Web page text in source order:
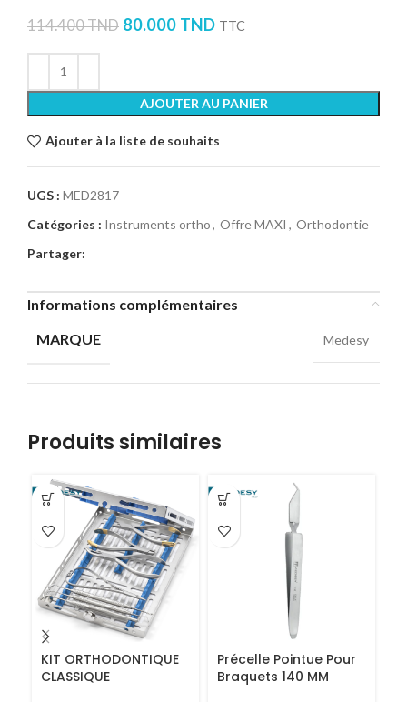
114.400TND 80.000 TND TTC
AJOUTER AU PANIER
Ajouter à la liste de souhaits
UGS : MED2817
Catégories : Instruments ortho, Offre MAXI , Orthodontie
Partager:
Informations complémentaires
MARQUE
Medesy
Produits similaires
KIT ORTHODONTIQUE
CLASSIQUE
Précelle Pointue Pour
Braquets 140 MM